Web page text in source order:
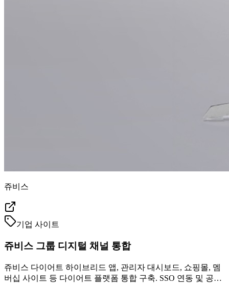
쥬비스
기업 사이트
쥬비스 그룹 디지털 채널 통합
쥬비스 다이어트 하이브리드 앱, 관리자 대시보드, 쇼핑몰, 멤
버십 사이트 등 다이어트 플랫폼 통합 구축. SSO 연동 및 공통